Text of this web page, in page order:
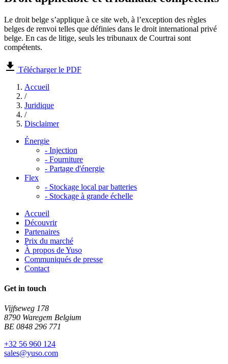
Le droit belge s’applique à ce site web, à l’exception des règles
belges de renvoi telles que définies dans le droit international privé
belge. En cas de litige, seuls les tribunaux de Courtrai sont
compétents.
Télécharger le PDF
Accueil
/
Juridique
/
Disclaimer
Énergie
- Injection
- Fourniture
- Partage d'énergie
Flex
- Stockage local par batteries
- Stockage à grande échelle
Accueil
Découvrir
Partenaires
Prix du marché
À propos de Yuso
Communiqués de presse
Contact
Get in touch
Vijfseweg 178
8790 Waregem Belgium
BE 0848 296 771
+32 56 960 124
sales@yuso.com